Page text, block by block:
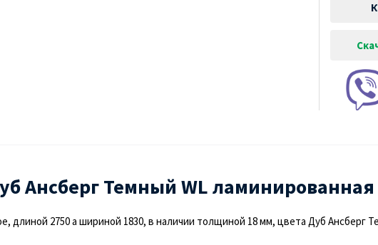
Ансберг Темный WL ламинированная
2750 а шириной 1830, в наличии толщиной 18 мм, цвета Дуб Ансберг